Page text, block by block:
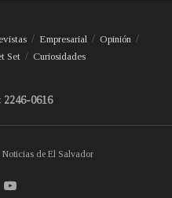
Empresarial
Opinión
Set Curiosidades
2246-0616
de El Salvador